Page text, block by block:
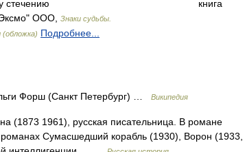
стечению
ООО,
Знаки судьбы.
Подробнее...
книга
Форш (Санкт Петербург) … Википедия
(1873 1961), русская писательница. В романе
Сумасшедший корабль (1930), Ворон (1933,